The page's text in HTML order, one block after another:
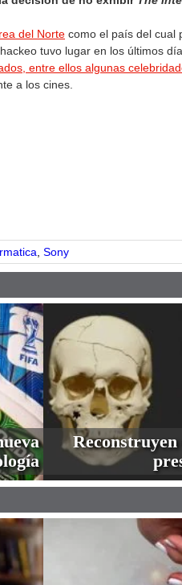
del Norte como el país del cual
hackeo tuvo lugar en los últimos
entre ellos algunas
a los cines.
Sony